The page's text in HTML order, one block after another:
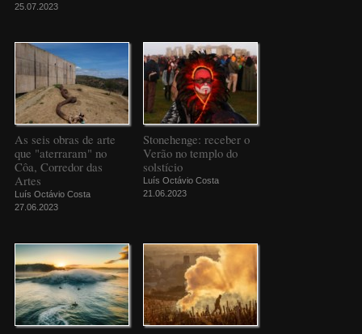
25.07.2023
As seis obras de arte
que "aterraram" no
Côa, Corredor das
Artes
Luís Octávio Costa
27.06.2023
Stonehenge: receber o
Verão no templo do
solstício
Luís Octávio Costa
21.06.2023